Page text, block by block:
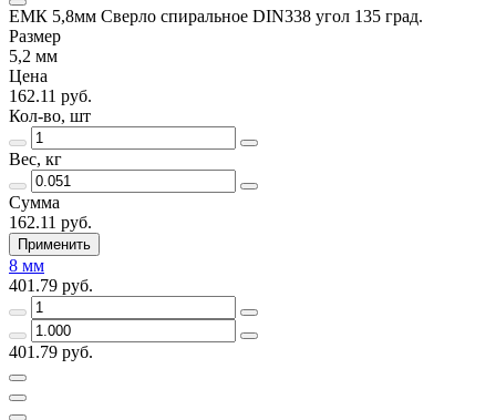
ЕМК 5,8мм Сверло спиральное DIN338 угол 135 град.
Размер
5,2 мм
Цена
162.11 руб.
Кол-во, шт
Вес, кг
Сумма
162.11 руб.
Применить
8 мм
401.79 руб.
401.79 руб.